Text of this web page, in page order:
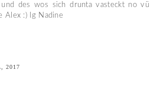
des wos sich drunta vasteckt no vü
:) lg Nadine
2017